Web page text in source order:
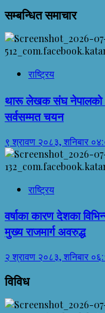
सम्बन्धित समाचार
राष्ट्रिय
थारू लेखक संघ नेपालको
सर्वसम्मत चयन
९ श्रावण २०८३, शनिबार
राष्ट्रिय
वर्षाका कारण देशका
मुख्य राजमार्ग अवरुद्ध
२ श्रावण २०८३, शनिबार
विविध